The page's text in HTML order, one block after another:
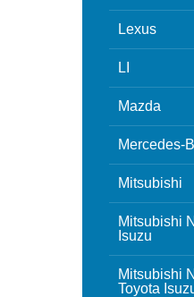
Lexus
LI
Mazda
Mercedes-
Mitsubishi
Mitsubishi
Isuzu
Mitsubishi
Toyota